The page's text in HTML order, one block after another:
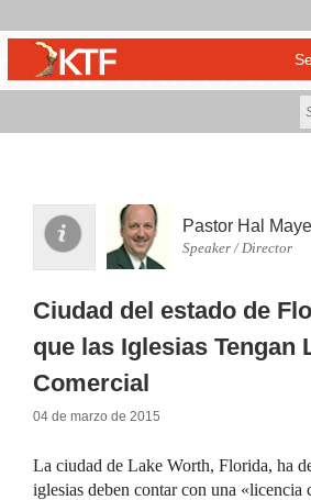
Pastor Hal
Speaker / Director
Ciudad del estado de
que las Iglesias Tengan
Comercial
04 de marzo de 2015
La ciudad de Lake Worth, Florida, ha
iglesias deben contar con una «licencia